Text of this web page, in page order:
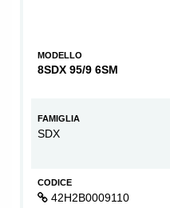
MODELLO
8SDX 95/9 6SM
FAMIGLIA
SDX
CODICE
42H2B0009110